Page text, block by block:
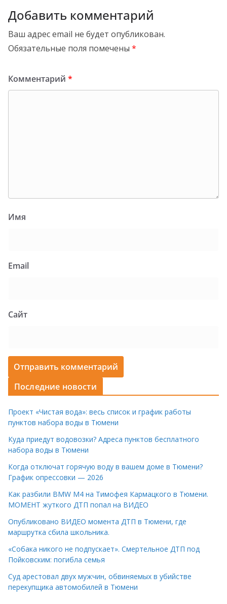
Добавить комментарий
Ваш адрес email не будет опубликован.
Обязательные поля помечены *
Комментарий *
Имя
Email
Сайт
Последние новости
Проект «Чистая вода»: весь список и график работы
пунктов набора воды в Тюмени
Куда приедут водовозки? Адреса пунктов бесплатного
набора воды в Тюмени
Когда отключат горячую воду в вашем доме в Тюмени?
График опрессовки — 2026
Как разбили BMW M4 на Тимофея Кармацкого в Тюмени.
МОМЕНТ жуткого ДТП попал на ВИДЕО
Опубликовано ВИДЕО момента ДТП в Тюмени, где
маршрутка сбила школьника.
«Собака никого не подпускает». Смертельное ДТП под
Пойковским: погибла семья
Суд арестовал двух мужчин, обвиняемых в убийстве
перекупщика автомобилей в Тюмени